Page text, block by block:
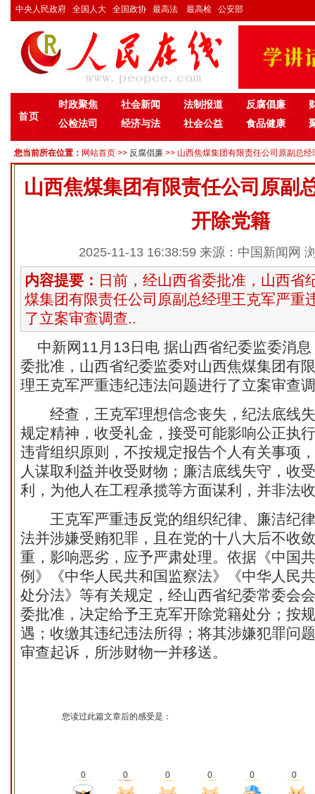
中央人民政府 全国人大 全国政协 最高法 最高检 公安部
首页
时政聚焦 社会新闻 法制报道 反腐倡廉
公检法司
经济与法 社会公益 食品健康
您当前所在位置： 网站首页 >> 反腐倡廉 >> 山西焦煤集团有限责任公司原副总
山西焦煤集团有限责任公司原副
开除党籍
2025-11-13 16:38:59 来源：中国新闻网
内容提要： 日前，经山西省委批准，山西省
煤集团有限责任公司原副总经理王克军严重
了立案审查调查..
中新网11月13日电 据山西省纪委监委消
委批准，山西省纪委监委对山西焦煤集团有
理王克军严重违纪违法问题进行了立案审查
经查，王克军理想信念丧失，纪法底线失
规定精神，收受礼金，接受可能影响公正执
违背组织原则，不按规定报告个人有关事项
人谋取利益并收受财物；廉洁底线失守，收
利，为他人在工程承揽等方面谋利，并非法
王克军严重违反党的组织纪律、廉洁纪律
法并涉嫌受贿犯罪，且在党的十八大后不收
重，影响恶劣，应予严肃处理。依据《中国
例》《中华人民共和国监察法》《中华人民
处分法》等有关规定，经山西省纪委常委会
委批准，决定给予王克军开除党籍处分；按
遇；收缴其违纪违法所得；将其涉嫌犯罪问
审查起诉，所涉财物一并移送。
您读过此篇文章后的感受是：
0 0 0 0 0 0